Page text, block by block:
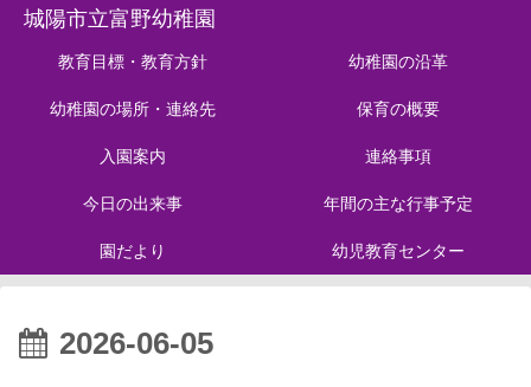
城陽市立富野幼稚園
教育目標・教育方針 幼稚園の沿革
幼稚園の場所・連絡先 保育の概要
入園案内 連絡事項
今日の出来事 年間の主な行事予定
園だより 幼児教育センター
2026-06-05